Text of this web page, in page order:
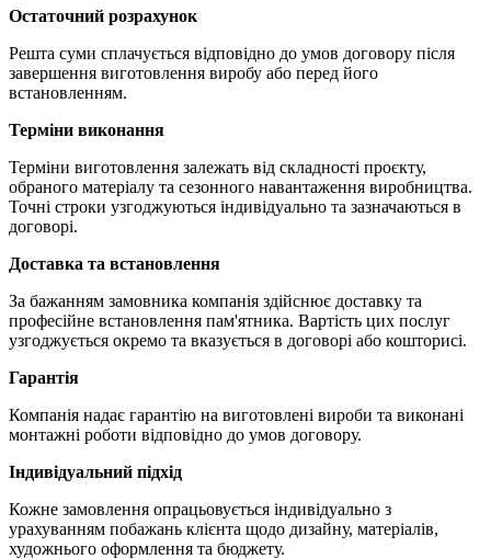
Остаточний розрахунок
Решта суми сплачується відповідно до умов договору після
завершення виготовлення виробу або перед його
встановленням.
Терміни виконання
Терміни виготовлення залежать від складності проєкту,
обраного матеріалу та сезонного навантаження виробництва.
Точні строки узгоджуються індивідуально та зазначаються в
договорі.
Доставка та встановлення
За бажанням замовника компанія здійснює доставку та
професійне встановлення пам'ятника. Вартість цих послуг
узгоджується окремо та вказується в договорі або кошторисі.
Гарантія
Компанія надає гарантію на виготовлені вироби та виконані
монтажні роботи відповідно до умов договору.
Індивідуальний підхід
Кожне замовлення опрацьовується індивідуально з
урахуванням побажань клієнта щодо дизайну, матеріалів,
художнього оформлення та бюджету.